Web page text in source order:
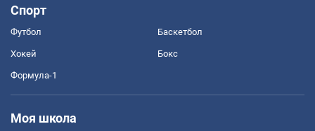
Спорт
Футбол Баскетбол
Хокей Бокс
Формула-1
Моя школа